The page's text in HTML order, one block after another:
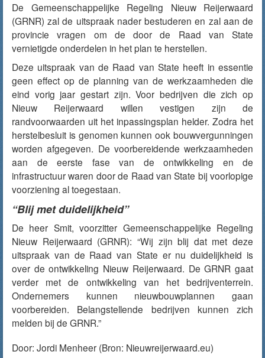
De Gemeenschappelijke Regeling Nieuw Reijerwaard
(GRNR) zal de uitspraak nader bestuderen en zal aan de
provincie vragen om de door de Raad van State
vernietigde onderdelen in het plan te herstellen.
Deze uitspraak van de Raad van State heeft in essentie
geen effect op de planning van de werkzaamheden die
eind vorig jaar gestart zijn. Voor bedrijven die zich op
Nieuw Reijerwaard willen vestigen zijn de
randvoorwaarden uit het inpassingsplan helder. Zodra het
herstelbesluit is genomen kunnen ook bouwvergunningen
worden afgegeven. De voorbereidende werkzaamheden
aan de eerste fase van de ontwikkeling en de
infrastructuur waren door de Raad van State bij voorlopige
voorziening al toegestaan.
“Blij met duidelijkheid”
De heer Smit, voorzitter Gemeenschappelijke Regeling
Nieuw Reijerwaard (GRNR): “Wij zijn blij dat met deze
uitspraak van de Raad van State er nu duidelijkheid is
over de ontwikkeling Nieuw Reijerwaard. De GRNR gaat
verder met de ontwikkeling van het bedrijventerrein.
Ondernemers kunnen nieuwbouwplannen gaan
voorbereiden. Belangstellende bedrijven kunnen zich
melden bij de GRNR.”
Door: Jordi Menheer (Bron: Nieuwreijerwaard.eu)